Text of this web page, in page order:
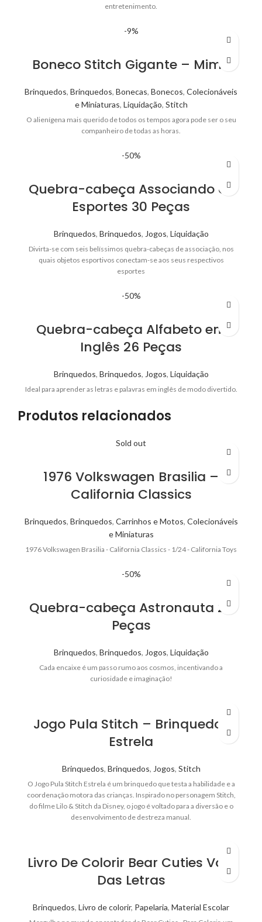
entretenimento.
-9%
Boneco Stitch Gigante – Mimo
Brinquedos, Brinquedos, Bonecas, Bonecos, Colecionáveis
e Miniaturas, Liquidação, Stitch
O alienígena mais querido de todos os tempos agora pode ser o seu
companheiro de todas as horas.
-50%
Quebra-cabeça Associando os
Esportes 30 Peças
Brinquedos, Brinquedos, Jogos, Liquidação
Divirta-se com seis belíssimos quebra-cabeças de associação, nos
quais objetos esportivos conectam-se aos seus respectivos
esportes
-50%
Quebra-cabeça Alfabeto em
Inglês 26 Peças
Brinquedos, Brinquedos, Jogos, Liquidação
Ideal para aprender as letras e palavras em inglês de modo divertido.
Produtos relacionados
Sold out
1976 Volkswagen Brasilia –
California Classics
Brinquedos, Brinquedos, Carrinhos e Motos, Colecionáveis
e Miniaturas
1976 Volkswagen Brasilia - California Classics - 1/24 - California Toys
-50%
Quebra-cabeça Astronauta 24
Peças
Brinquedos, Brinquedos, Jogos, Liquidação
Cada encaixe é um passo rumo aos cosmos, incentivando a
curiosidade e imaginação!
Jogo Pula Stitch – Brinquedos
Estrela
Brinquedos, Brinquedos, Jogos, Stitch
O Jogo Pula Stitch Estrela é um brinquedo que testa a habilidade e a
coordenação motora das crianças. Inspirado no personagem Stitch,
do filme Lilo & Stitch da Disney, o jogo é voltado para a diversão e o
desenvolvimento de destreza manual.
Livro De Colorir Bear Cuties Vale
Das Letras
Brinquedos, Livro de colorir, Papelaria, Material Escolar